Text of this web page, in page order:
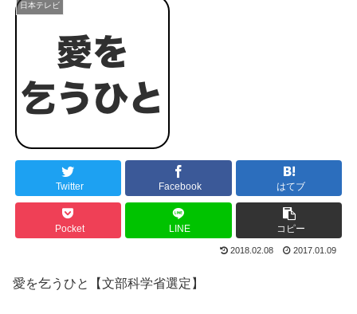
日本テレビ
Twitter Facebook はてブ
Pocket LINE コピー
2018.02.08 2017.01.09
愛を乞うひと【文部科学省選定】